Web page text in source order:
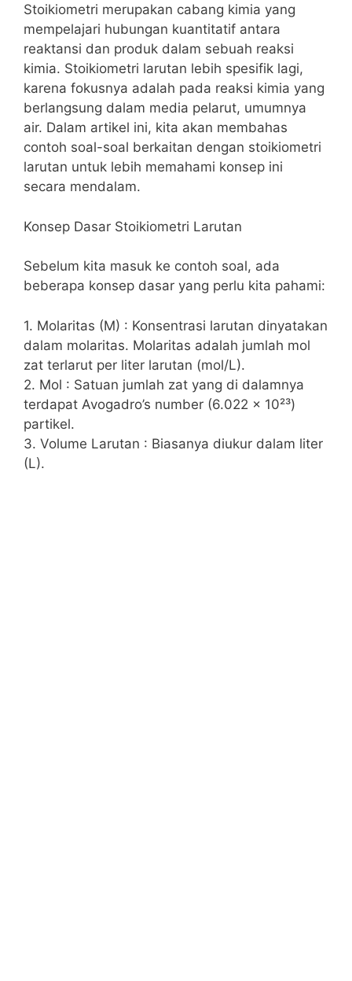
Stoikiometri merupakan cabang kimia yang
mempelajari hubungan kuantitatif antara
reaktansi dan produk dalam sebuah reaksi
kimia. Stoikiometri larutan lebih spesifik lagi,
karena fokusnya adalah pada reaksi kimia yang
berlangsung dalam media pelarut, umumnya
air. Dalam artikel ini, kita akan membahas
contoh soal-soal berkaitan dengan stoikiometri
larutan untuk lebih memahami konsep ini
secara mendalam.
Konsep Dasar Stoikiometri Larutan
Sebelum kita masuk ke contoh soal, ada
beberapa konsep dasar yang perlu kita pahami:
1. Molaritas (M) : Konsentrasi larutan dinyatakan
dalam molaritas. Molaritas adalah jumlah mol
zat terlarut per liter larutan (mol/L).
2. Mol : Satuan jumlah zat yang di dalamnya
terdapat Avogadro’s number (6.022 x 10²³)
partikel.
3. Volume Larutan : Biasanya diukur dalam liter
(L).